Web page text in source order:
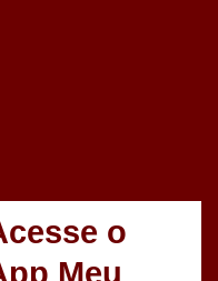
o
Meu